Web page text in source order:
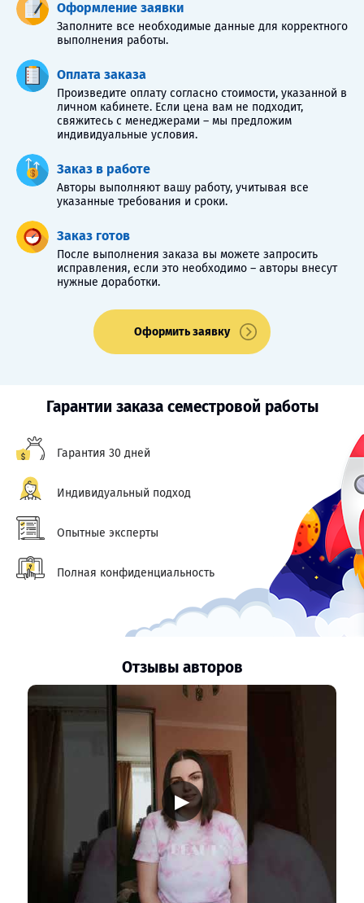
Оформление заявки
Заполните все необходимые данные для корректного
выполнения работы.
Оплата заказа
Произведите оплату согласно стоимости, указанной в
личном кабинете. Если цена вам не подходит,
свяжитесь с менеджерами – мы предложим
индивидуальные условия.
Заказ в работе
Авторы выполняют вашу работу, учитывая все
указанные требования и сроки.
Заказ готов
После выполнения заказа вы можете запросить
исправления, если это необходимо – авторы внесут
нужные доработки.
Оформить заявку
Гарантии заказа семестровой работы
Гарантия 30 дней
Индивидуальный подход
Опытные эксперты
Полная конфиденциальность
Отзывы авторов
▶